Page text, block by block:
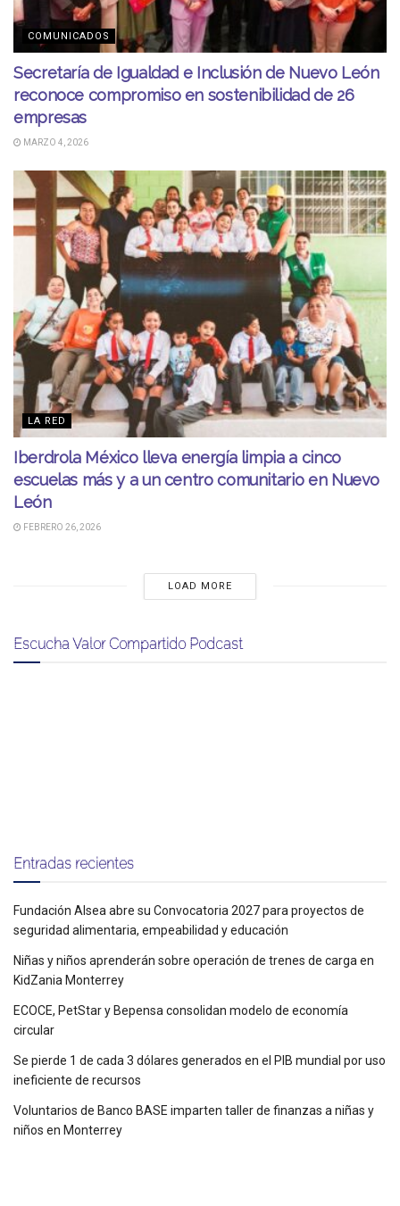
COMUNICADOS
Secretaría de Igualdad e Inclusión de Nuevo León
reconoce compromiso en sostenibilidad de 26
empresas
MARZO 4, 2026
LA RED
Iberdrola México lleva energía limpia a cinco
escuelas más y a un centro comunitario en Nuevo
León
FEBRERO 26, 2026
LOAD MORE
Escucha Valor Compartido Podcast
Entradas recientes
Fundación Alsea abre su Convocatoria 2027 para proyectos de
seguridad alimentaria, empeabilidad y educación
Niñas y niños aprenderán sobre operación de trenes de carga en
KidZania Monterrey
ECOCE, PetStar y Bepensa consolidan modelo de economía
circular
Se pierde 1 de cada 3 dólares generados en el PIB mundial por uso
ineficiente de recursos
Voluntarios de Banco BASE imparten taller de finanzas a niñas y
niños en Monterrey